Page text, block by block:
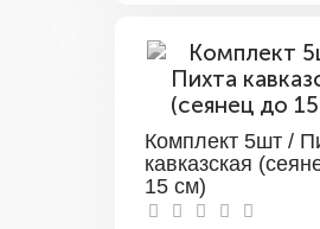
Комплект 5шт /
кавказская
15 см)